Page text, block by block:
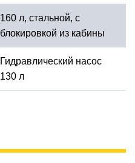
160 л, стальной, с
блокировкой из кабины
Гидравлический насос
130 л